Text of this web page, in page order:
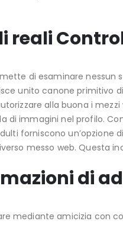
reali
di esaminare
unito canone primitivo
alla buona i
di immagini nel profilo.
forniscono un’opzione
messo web. Questa
di
mediante amicizia con